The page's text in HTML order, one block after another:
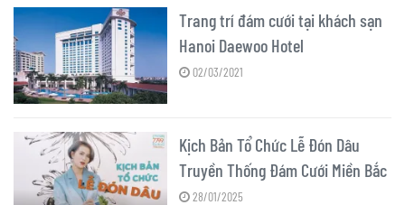
Trang trí đám cưới tại khách sạn
Hanoi Daewoo Hotel
02/03/2021
Kịch Bản Tổ Chức Lễ Đón Dâu
Truyền Thống Đám Cưới Miền Bắc
28/01/2025